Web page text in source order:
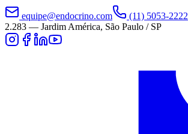
equipe@endocrino.com (11) 5053-2222
2.283 — Jardim América, São Paulo / SP